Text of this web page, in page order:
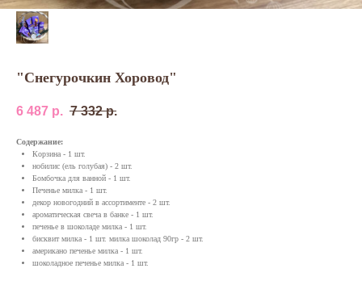
"Снегурочкин Хоровод"
6 487 р. 7 332 р.
Содержание:
Корзина - 1 шт.
нобилис (ель голубая) - 2 шт.
Бомбочка для ванной - 1 шт.
Печенье милка - 1 шт.
декор новогодний в ассортименте - 2 шт.
ароматическая свеча в банке - 1 шт.
печенье в шоколаде милка - 1 шт.
бисквит милка - 1 шт. милка шоколад 90гр - 2 шт.
американо печенье милка - 1 шт.
шоколадное печенье милка - 1 шт.